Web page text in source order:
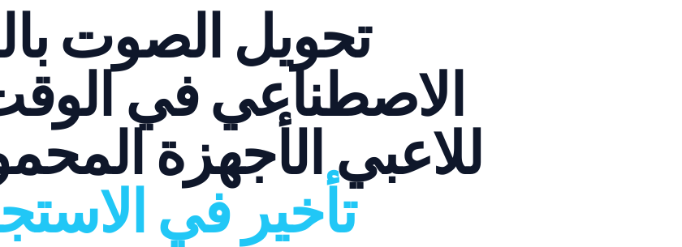
تحويل الصوت
الاصطناعي في
للاعبي الأجهزة
تأخير في